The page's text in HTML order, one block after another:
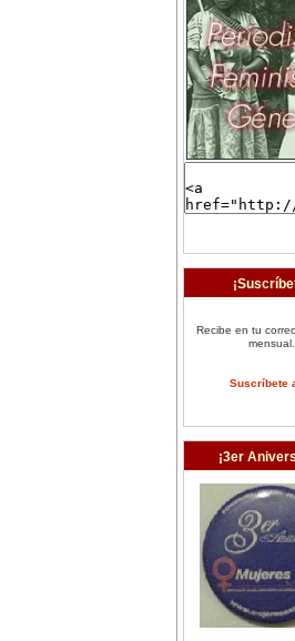
Recibe en tu
mensual.
Suscríbete
¡3er